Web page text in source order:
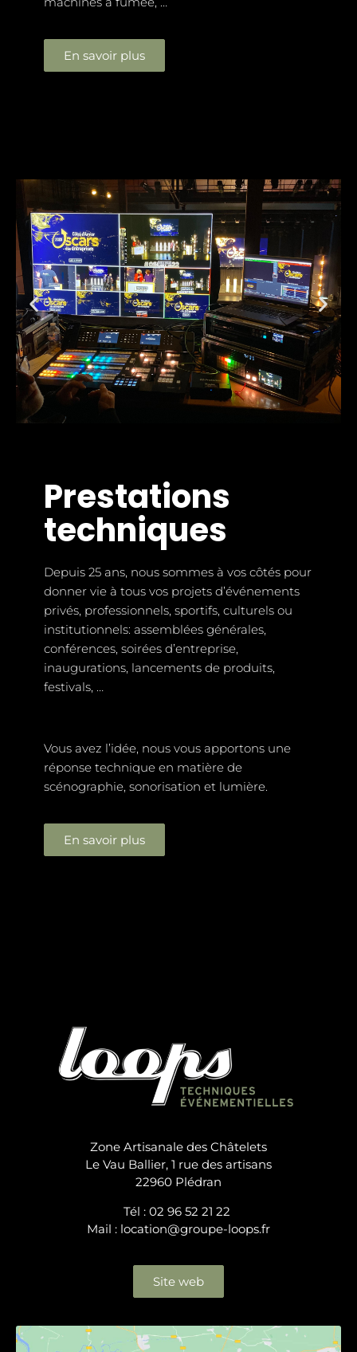
En savoir plus
Prestations
techniques
Depuis 25 ans, nous sommes à vos côtés pour
donner vie à tous vos projets d’événements
privés, professionnels, sportifs, culturels ou
institutionnels: assemblées générales,
conférences, soirées d’entreprise,
inaugurations, lancements de produits,
festivals, …
Vous avez l’idée, nous vous apportons une
réponse technique en matière de
scénographie, sonorisation et lumière.
En savoir plus
Zone Artisanale des Châtelets
Le Vau Ballier, 1 rue des artisans
22960 Plédran
Tél : 02 96 52 21 22
Mail : location@groupe-loops.fr
Site web